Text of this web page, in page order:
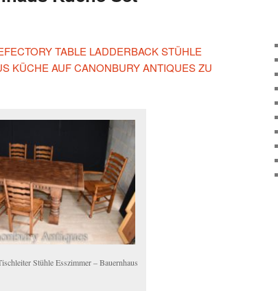
TABLE LADDERBACK STÜHLE
KÜCHE AUF CANONBURY ANTIQUES ZU
Stühle Esszimmer – Bauernhaus